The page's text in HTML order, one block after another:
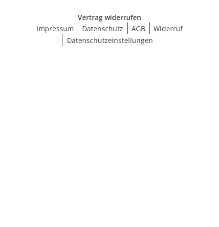
Vertrag widerrufen
Impressum
Datenschutz AGB
Widerruf
Datenschutzeinstellungen